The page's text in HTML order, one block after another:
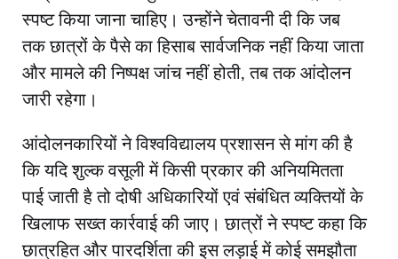
स्पष्ट किया जाना चाहिए। उन्होंने चेतावनी दी कि जब
तक छात्रों के पैसे का हिसाब सार्वजनिक नहीं किया जाता
और मामले की निष्पक्ष जांच नहीं होती, तब तक आंदोलन
जारी रहेगा।
आंदोलनकारियों ने विश्वविद्यालय प्रशासन से मांग की है
कि यदि शुल्क वसूली में किसी प्रकार की अनियमितता
पाई जाती है तो दोषी अधिकारियों एवं संबंधित व्यक्तियों के
खिलाफ सख्त कार्रवाई की जाए। छात्रों ने स्पष्ट कहा कि
छात्रहित और पारदर्शिता की इस लड़ाई में कोई समझौता